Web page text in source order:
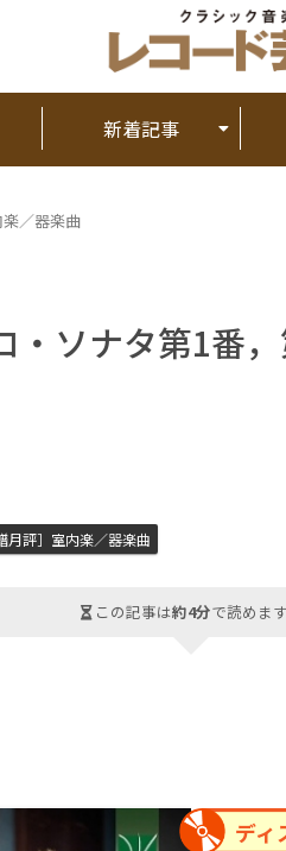
新着記事
楽／器楽曲
・ソナタ第1番
月評］室内楽／器楽曲
この記事は約4分で読めます
ディ